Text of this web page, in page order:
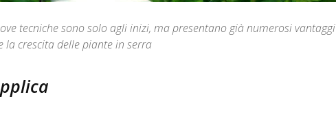
tecniche sono solo agli inizi, ma presentano già numerosi vantaggi
crescita delle piante in serra